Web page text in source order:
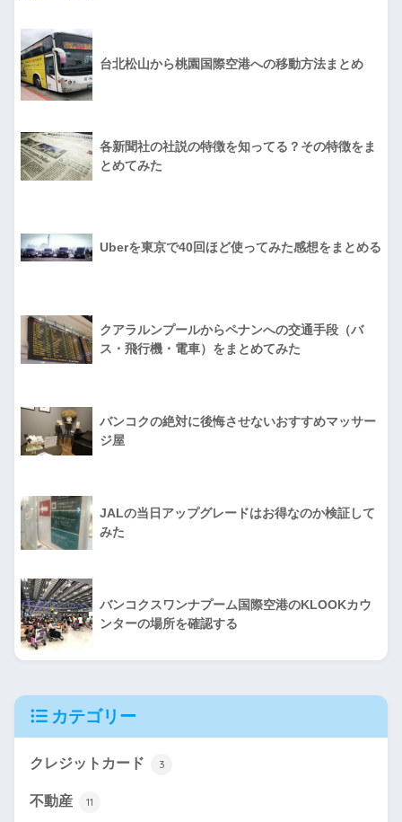
台北松山から桃園国際空港への移動方法まとめ
各新聞社の社説の特徴を知ってる？その特徴をま
とめてみた
Uberを東京で40回ほど使ってみた感想をまとめる
クアラルンプールからペナンへの交通手段（バ
ス・飛行機・電車）をまとめてみた
バンコクの絶対に後悔させないおすすめマッサー
ジ屋
JALの当日アップグレードはお得なのか検証して
みた
バンコクスワンナプーム国際空港のKLOOKカウ
ンターの場所を確認する
カテゴリー
クレジットカード 3
不動産 11